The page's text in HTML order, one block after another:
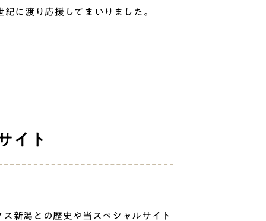
に渡り応援してまいりました。
イト
新潟との歴史や当スペシャルサイト